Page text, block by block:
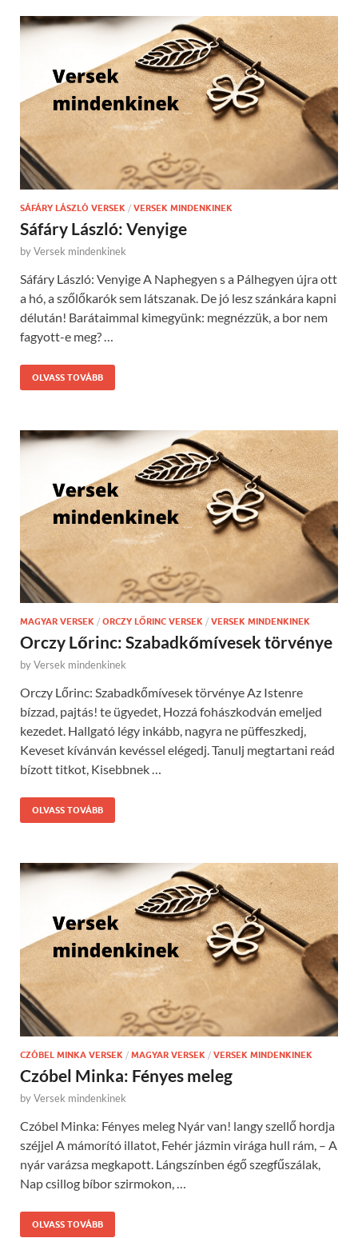
SÁFÁRY LÁSZLÓ VERSEK / VERSEK MINDENKINEK
Sáfáry László: Venyige
byVersek mindenkinek
Sáfáry László: Venyige A Naphegyen s a Pálhegyen újra ott
a hó, a szőlőkarók sem látszanak. De jó lesz szánkára kapni
délután! Barátaimmal kimegyünk: megnézzük, a bor nem
fagyott-e meg? …
OLVASS TOVÁBB
MAGYAR VERSEK / ORCZY LŐRINC VERSEK / VERSEK MINDENKINEK
Orczy Lőrinc: Szabadkőmívesek törvénye
byVersek mindenkinek
Orczy Lőrinc: Szabadkőmívesek törvénye Az Istenre
bízzad, pajtás! te ügyedet, Hozzá fohászkodván emeljed
kezedet. Hallgató légy inkább, nagyra ne püffeszkedj,
Keveset kívánván kevéssel elégedj. Tanulj megtartani reád
bízott titkot, Kisebbnek …
OLVASS TOVÁBB
CZÓBEL MINKA VERSEK / MAGYAR VERSEK / VERSEK MINDENKINEK
Czóbel Minka: Fényes meleg
byVersek mindenkinek
Czóbel Minka: Fényes meleg Nyár van! langy szellő hordja
széjjel A mámorító illatot, Fehér jázmin virága hull rám, – A
nyár varázsa megkapott. Lángszínben égő szegfűszálak,
Nap csillog bíbor szirmokon, …
OLVASS TOVÁBB